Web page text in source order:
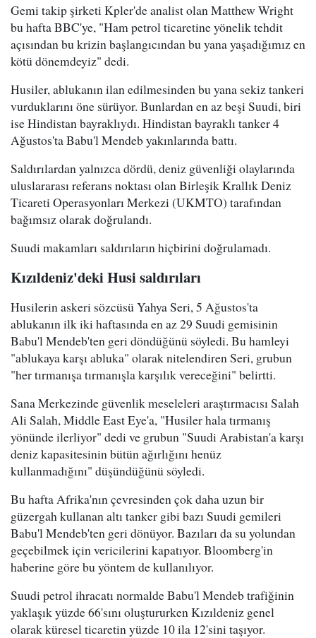
Gemi takip şirketi Kpler'de analist olan Matthew Wright
bu hafta BBC'ye, "Ham petrol ticaretine yönelik tehdit
açısından bu krizin başlangıcından bu yana yaşadığımız en
kötü dönemdeyiz" dedi.
Husiler, ablukanın ilan edilmesinden bu yana sekiz tankeri
vurduklarını öne sürüyor. Bunlardan en az beşi Suudi, biri
ise Hindistan bayraklıydı. Hindistan bayraklı tanker 4
Ağustos'ta Babu'l Mendeb yakınlarında battı.
Saldırılardan yalnızca dördü, deniz güvenliği olaylarında
uluslararası referans noktası olan Birleşik Krallık Deniz
Ticareti Operasyonları Merkezi (UKMTO) tarafından
bağımsız olarak doğrulandı.
Suudi makamları saldırıların hiçbirini doğrulamadı.
Kızıldeniz'deki Husi saldırıları
Husilerin askeri sözcüsü Yahya Seri, 5 Ağustos'ta
ablukanın ilk iki haftasında en az 29 Suudi gemisinin
Babu'l Mendeb'ten geri döndüğünü söyledi. Bu hamleyi
"ablukaya karşı abluka" olarak nitelendiren Seri, grubun
"her tırmanışa tırmanışla karşılık vereceğini" belirtti.
Sana Merkezinde güvenlik meseleleri araştırmacısı Salah
Ali Salah, Middle East Eye'a, "Husiler hala tırmanış
yönünde ilerliyor" dedi ve grubun "Suudi Arabistan'a karşı
deniz kapasitesinin bütün ağırlığını henüz
kullanmadığını" düşündüğünü söyledi.
Bu hafta Afrika'nın çevresinden çok daha uzun bir
güzergah kullanan altı tanker gibi bazı Suudi gemileri
Babu'l Mendeb'ten geri dönüyor. Bazıları da su yolundan
geçebilmek için vericilerini kapatıyor. Bloomberg'in
haberine göre bu yöntem de kullanılıyor.
Suudi petrol ihracatı normalde Babu'l Mendeb trafiğinin
yaklaşık yüzde 66'sını oluştururken Kızıldeniz genel
olarak küresel ticaretin yüzde 10 ila 12'sini taşıyor.